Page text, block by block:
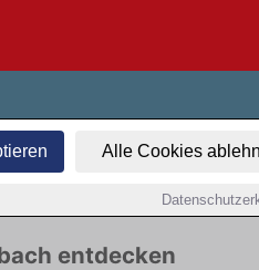
Alle Cookies
entdecken